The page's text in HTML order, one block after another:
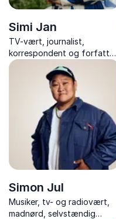
Simi Jan
TV-vært, journalist,
korrespondent og forfatter,
med foredrag om livet som
korrespondent,
Mellemøstens konflikter og
modet til at følge sine
Simon Jul
Musiker, tv- og radiovært,
madnørd, selvstændig